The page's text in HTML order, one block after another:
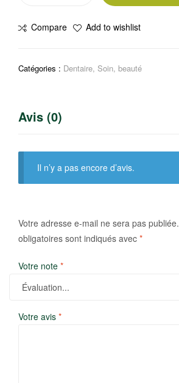
Signal
fraîcheur
Compare Add to wishlist
Catégories : Dentaire, Soin, beauté
Avis (0)
Il n’y a pas encore d’avis.
Votre adresse e-mail ne sera pas publiée.
obligatoires sont indiqués avec *
Votre note *
Votre avis *